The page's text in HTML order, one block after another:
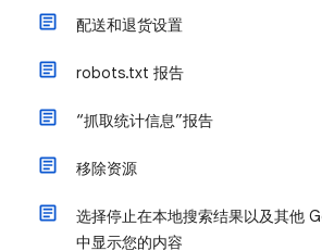
配送和退货设置
robots.txt 报告
“抓取统计信息”报告
移除资源
选择停止在本地搜索结果以及其他
中显示您的内容